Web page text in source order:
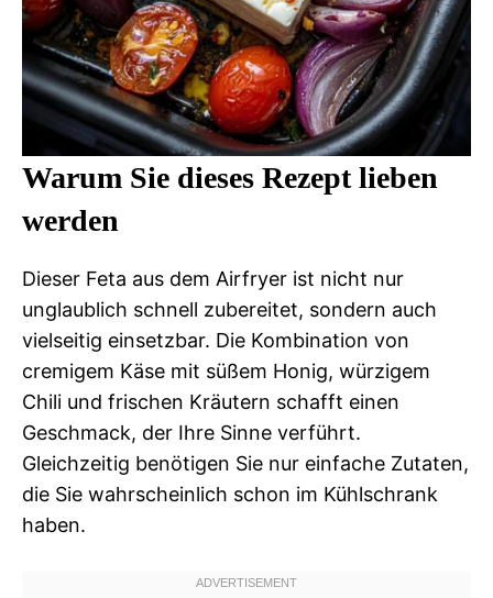
Warum Sie dieses Rezept lieben
werden
Dieser Feta aus dem Airfryer ist nicht nur
unglaublich schnell zubereitet, sondern auch
vielseitig einsetzbar. Die Kombination von
cremigem Käse mit süßem Honig, würzigem
Chili und frischen Kräutern schafft einen
Geschmack, der Ihre Sinne verführt.
Gleichzeitig benötigen Sie nur einfache Zutaten,
die Sie wahrscheinlich schon im Kühlschrank
haben.